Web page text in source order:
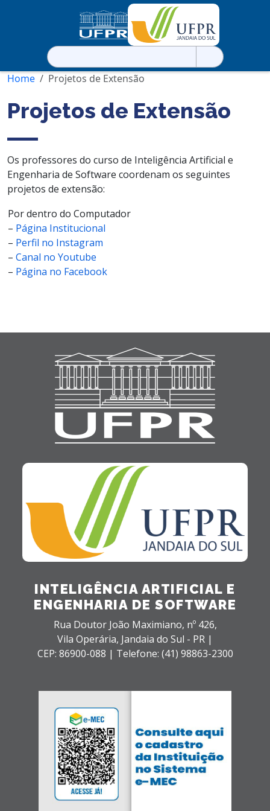
Pesquisar
por:
Home
Projetos de Extensão
Projetos de Extensão
Os professores do curso de Inteligência Artificial e
Engenharia de Software coordenam os seguintes
projetos de extensão:
Por dentro do Computador
– Página Institucional
– Perfil no Instagram
– Canal no Youtube
– Página no Facebook
INTELIGÊNCIA ARTIFICIAL E
ENGENHARIA DE SOFTWARE
Rua Doutor João Maximiano, nº 426,
Vila Operária, Jandaia do Sul - PR |
CEP: 86900-088 | Telefone: (41) 98863-2300